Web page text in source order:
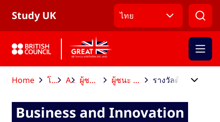
Study UK ไทย
Home โอกาสหลังจบการศึกษา Alumni Awards ผู้ชนะ Alumni Awards และผู้เข้ารอบสุดท้าย ผู้ชนะ Alumni Awards และผู้เข้ารอบสุดท้ายประจำปี 2022
Business and Innovation